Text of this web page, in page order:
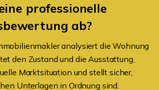
professionelle
ab?
analysiert die Wohnung
den Zustand und die Ausstattung,
Marktsituation und stellt sicher,
Unterlagen in Ordnung sind.